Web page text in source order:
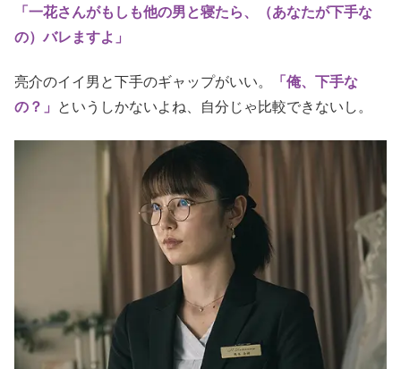
「一花さんがもしも他の男と寝たら、（あなたが下手な
の）バレますよ」
亮介のイイ男と下手のギャップがいい。
「俺、下手な
の？」
というしかないよね、自分じゃ比較できないし。